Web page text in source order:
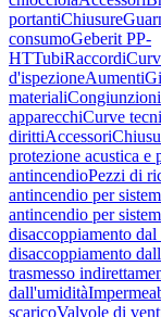
portantiChiusure
consumoGeberit PP-
HTTubiRaccordi
d'ispezioneAumenti
materiali
apparecchiCurve
dirittiAccessori
protezione acustica e
antincendioPezzi di
antincendio per
antincendio per
disaccoppiamento
disaccoppiamento
trasmesso
dall'umidità
scaricoValvole di